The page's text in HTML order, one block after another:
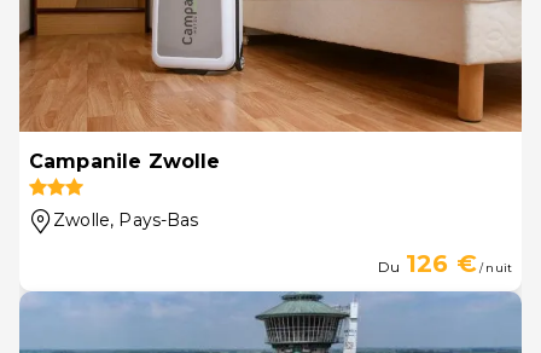
Campanile Zwolle
Zwolle, Pays-Bas
Du 126 €/ nuit